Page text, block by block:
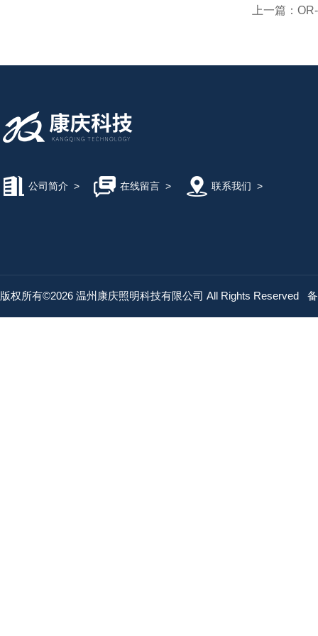
上一篇：
公司简介 > 在线留言> 联系我们 >
版权所有©2026 温州康庆照明科技有限公司 All Rights Reserved